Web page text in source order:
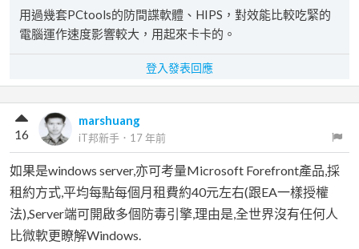
用過幾套PCtools的防間諜軟體、HIPS，對效能比較吃緊的
電腦運作速度影響較大，用起來卡卡的。
登入發表回應
marshuang
iT邦新手 ． 17 年前
16
如果是windows server,亦可考量Microsoft Forefront產品,採
租約方式,平均每點每個月租費約40元左右(跟EA一樣授權
法),Server端可開啟多個防毒引擎,理由是,全世界沒有任何人
比微軟更瞭解Windows.